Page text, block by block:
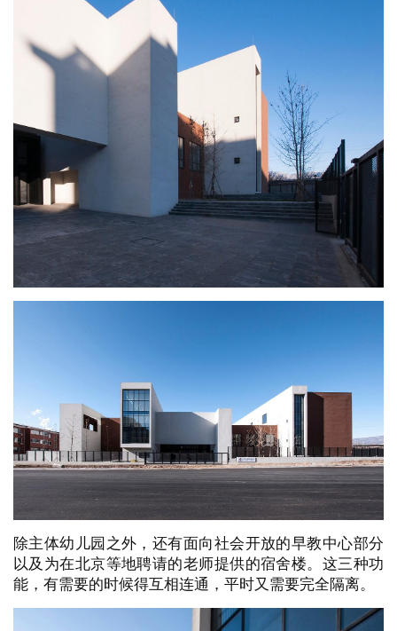
除主体幼儿园之外，还有面向社会开放的早教中心部分
以及为在北京等地聘请的老师提供的宿舍楼。这三种功
能，有需要的时候得互相连通，平时又需要完全隔离。